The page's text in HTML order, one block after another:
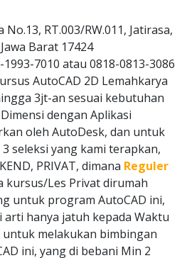
No.13, RT.003/RW.011, Jatirasa,
Barat 17424
1993-7010 atau 0818-0813-3086
AutoCAD 2D Lemahkarya
3jt-an sesuai kebutuhan
dengan Aplikasi
oleh AutoDesk, dan untuk
seleksi yang kami terapkan,
PRIVAT, dimana Reguler
kursus/Les Privat dirumah
untuk program AutoCAD ini,
arti hanya jatuh kepada Waktu
melakukan bimbingan
ini, yang di bebani Min 2